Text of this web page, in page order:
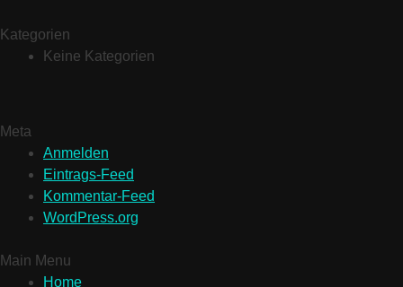
Kategorien
Keine Kategorien
Meta
Anmelden
Eintrags-Feed
Kommentar-Feed
WordPress.org
Main Menu
Home